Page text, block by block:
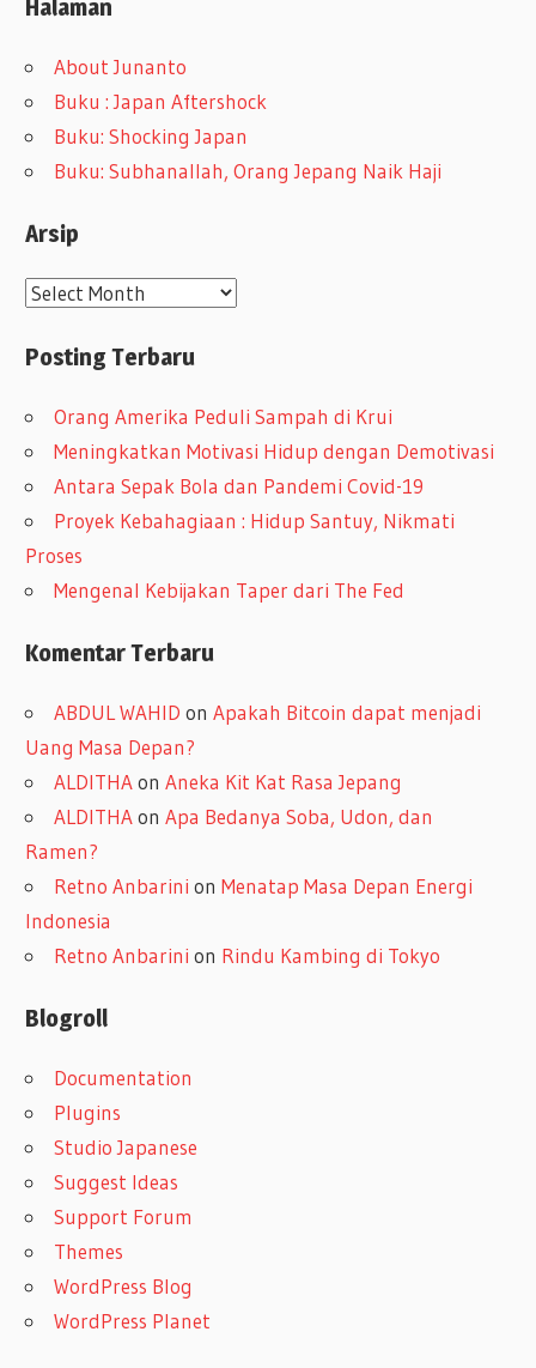
Halaman
About Junanto
Buku : Japan Aftershock
Buku: Shocking Japan
Buku: Subhanallah, Orang Jepang Naik Haji
Arsip
A
s
Posting Terbaru
Orang Amerika Peduli Sampah di Krui
Meningkatkan Motivasi Hidup dengan Demotivasi
Antara Sepak Bola dan Pandemi Covid-19
Proyek Kebahagiaan : Hidup Santuy, Nikmati
Proses
Mengenal Kebijakan Taper dari The Fed
Komentar Terbaru
ABDUL WAHID onApakah Bitcoin dapat menjadi
Uang Masa Depan?
ALDITHAonAneka Kit Kat Rasa Jepang
ALDITHAonApa Bedanya Soba, Udon, dan
Ramen?
Retno Anbarini onMenatap Masa Depan Energi
Indonesia
Retno Anbarini on Rindu Kambing di Tokyo
Blogroll
Documentation
Plugins
Studio Japanese
Suggest Ideas
Support Forum
Themes
WordPress Blog
WordPress Planet